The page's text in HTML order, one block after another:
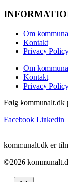
Om
Kontakt
Privacy Policy
Om
Kontakt
Privacy Policy
Følg kommunalt.dk
Facebook Linkedin
kommunalt.dk er
©2026